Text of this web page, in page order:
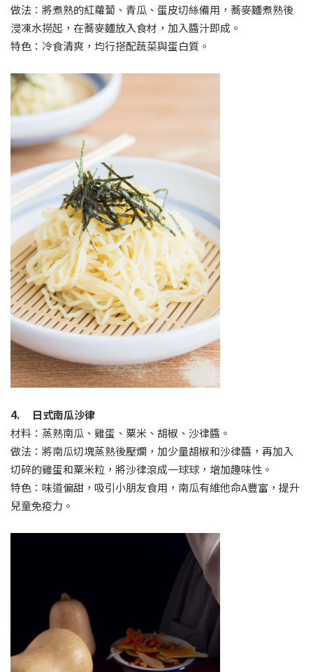
做法：將煮熟的紅蘿蔔、青瓜、蛋皮切絲備用，蕎麥麵煮熟後
浸凍水撈起，在蕎麥麵放入食材，加入醬汁即成。
特色：冷食清爽，均行搭配蔬菜與蛋白質。
4. 日式南瓜沙律
材料：蒸熟南瓜、雞蛋、粟米、胡椒、沙律醬。
做法：將南瓜切塊蒸熟後壓爛，加少量胡椒和沙律醬，再加入
切碎的雞蛋和粟米粒，將沙律滾成一球球，增加趣味性。
特色：味道偏甜，吸引小朋友食用，南瓜有維他命A豐富，提升
兒童免疫力。